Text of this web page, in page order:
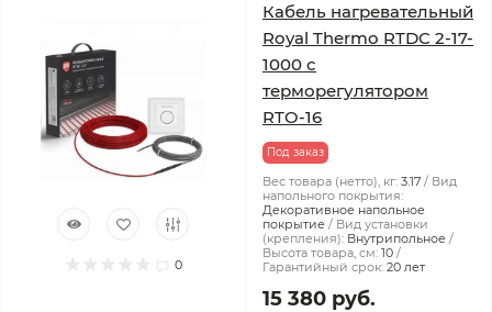
0
Кабель нагревательный
Royal Thermo RTDC 2-17-
1000 с
терморегулятором
RTO-16
Под заказ
Вес товара (нетто), кг: 3.17
Вид
напольного покрытия:
Декоративное напольное
покрытие
Вид установки
(крепления): Внутрипольное
Высота товара, см: 10
Гарантийный срок: 20 лет
15 380 руб.